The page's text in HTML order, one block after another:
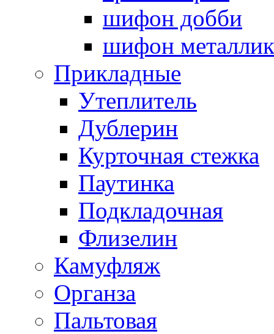
шифон добби
шифон металлик
Прикладные
Утеплитель
Дублерин
Курточная стежка
Паутинка
Подкладочная
Флизелин
Камуфляж
Органза
Пальтовая